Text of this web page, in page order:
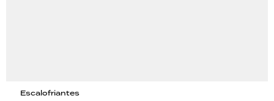
Escalofriantes